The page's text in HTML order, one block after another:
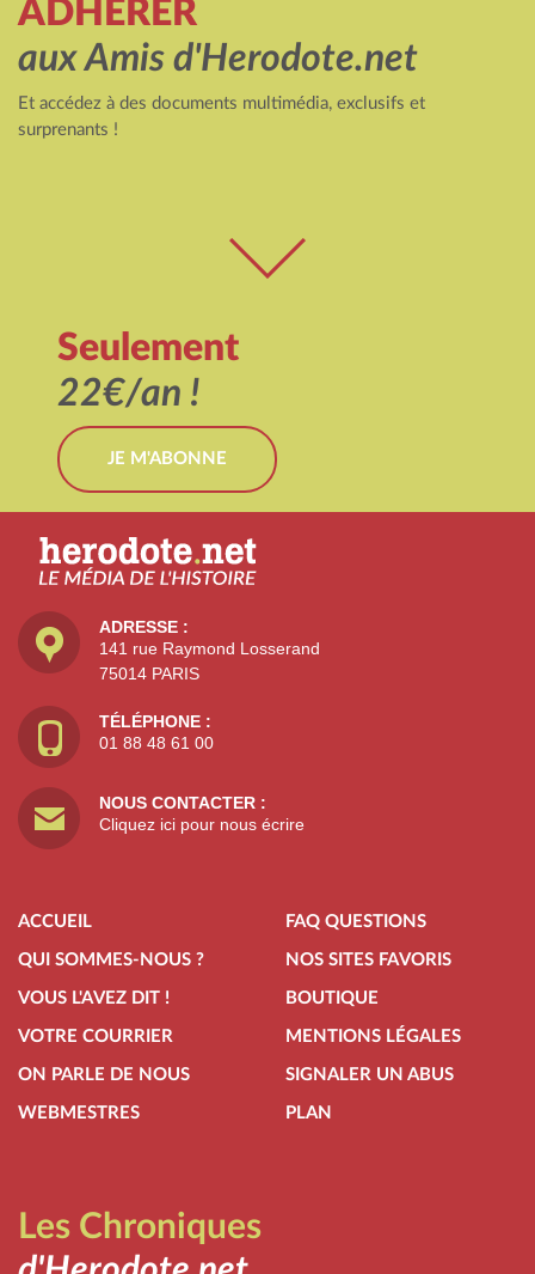
ADHÉRER
aux Amis d'Herodote.net
Et accédez à des documents multimédia, exclusifs et
surprenants !
Seulement
22€/an !
JE M'ABONNE
ADRESSE :
141 rue Raymond Losserand
75014 PARIS
TÉLÉPHONE :
01 88 48 61 00
NOUS CONTACTER :
Cliquez ici pour nous écrire
ACCUEIL
QUI SOMMES-NOUS ?
VOUS L'AVEZ DIT !
VOTRE COURRIER
ON PARLE DE NOUS
WEBMESTRES
FAQ QUESTIONS
NOS SITES FAVORIS
BOUTIQUE
MENTIONS LÉGALES
SIGNALER UN ABUS
PLAN
Les Chroniques